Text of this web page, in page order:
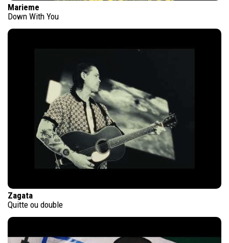
Marieme
Down With You
Zagata
Quitte ou double